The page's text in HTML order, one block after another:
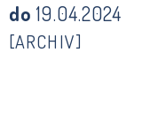
do19.04.2024
[ARCHIV]